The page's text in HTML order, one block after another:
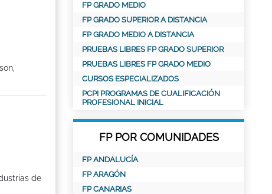
de
FP GRADO MEDIO
FP GRADO SUPERIOR A DISTANCIA
FP GRADO MEDIO A DISTANCIA
PRUEBAS LIBRES FP GRADO SUPERIOR
PRUEBAS LIBRES FP GRADO MEDIO
CURSOS ESPECIALIZADOS
PCPI PROGRAMAS DE CUALIFICACIÓN
PROFESIONAL INICIAL
FP POR COMUNIDADES
FP ANDALUCÍA
FP ARAGÓN
FP CANARIAS